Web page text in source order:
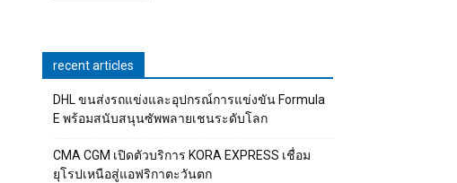
recent articles
DHL ขนส่งรถแข่งและอุปกรณ์การแข่งขัน Formula
E พร้อมสนับสนุนซัพพลายเชนระดับโลก
CMA CGM เปิดตัวบริการ KORA EXPRESS เชื่อม
ยุโรปเหนือสู่แอฟริกาตะวันตก